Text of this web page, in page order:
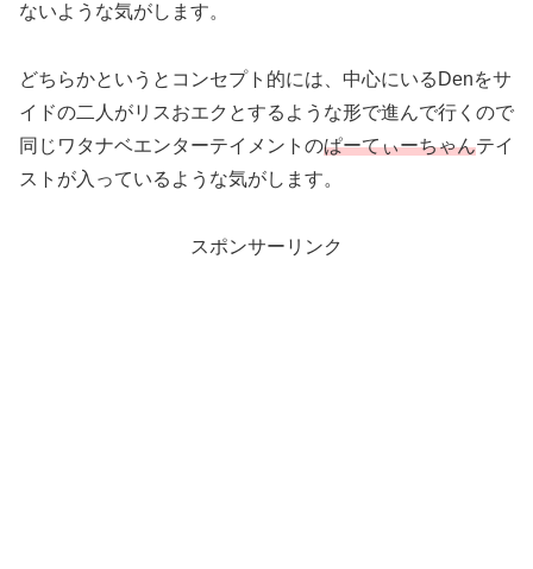
ないような気がします。
どちらかというとコンセプト的には、中心にいるDenをサ
イドの二人がリスおエクとするような形で進んで行くので
同じワタナベエンターテイメントのぱーてぃーちゃんテイ
ストが入っているような気がします。
スポンサーリンク